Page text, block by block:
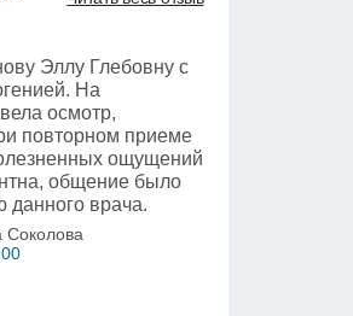
Эллу Глебовну с
На
осмотр,
повторном приеме
ощущений
общение было
врача.
Соколова